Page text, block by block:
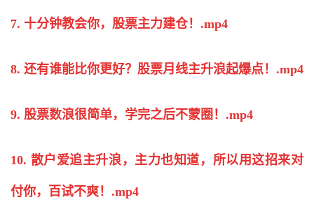
7. 十分钟教会你，股票主力建仓！.mp4
8. 还有谁能比你更好？股票月线主升浪起爆点！.mp4
9. 股票数浪很简单，学完之后不蒙圈！.mp4
10. 散户爱追主升浪，主力也知道，所以用这招来对
付你，百试不爽！.mp4